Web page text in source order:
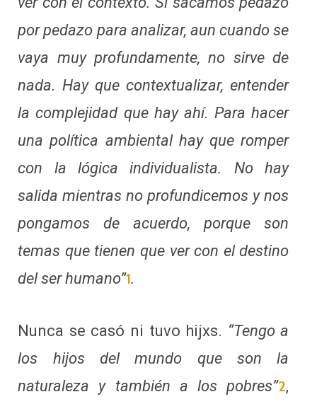
por pedazo para analizar, aun cuando se
vaya muy profundamente, no sirve de
nada. Hay que contextualizar, entender
la complejidad que hay ahí. Para hacer
una política ambiental hay que romper
con la lógica individualista. No hay
salida mientras no profundicemos y nos
pongamos de acuerdo, porque son
temas que tienen que ver con el destino
del ser humano”1.
Nunca se casó ni tuvo hijxs. “Tengo a
los hijos del mundo que son la
naturaleza y también a los pobres”2,